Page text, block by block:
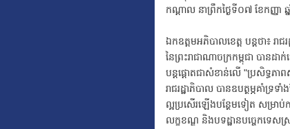
កណ្តាល នាព្រឹកថ្ងៃទី០៧ ខែកញ្ញា
ឯកឧត្ដមអភិបាលខេត្ត បន្តថា៖ រ
នៃព្រះរាជាណាចក្រកម្ពុជា បា
បន្តផ្តោតជាសំខាន់លើ "ប្រសិទ្ធភា
រាជរដ្ឋាភិបាល បានឧបត្ថម្ភគាំទ្រ
ល្អប្រសើរឡើងបន្ថែមទៀត សម្រា
លក្ខខណ្ឌ និងបទដ្ឋានបច្ចេកទេស